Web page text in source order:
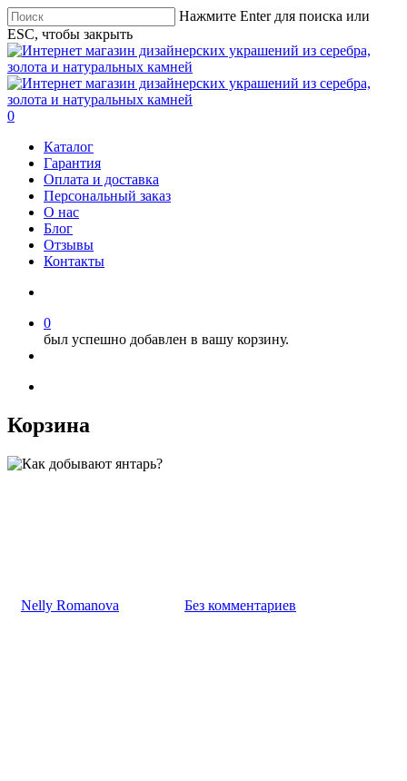
Нажмите Enter для поиска или
ESC, чтобы закрыть
0
Каталог
Гарантия
Оплата и доставка
Персональный заказ
О нас
Блог
Отзывы
Контакты
0
был успешно добавлен в вашу корзину.
Корзина
Nelly Romanova Без комментариев